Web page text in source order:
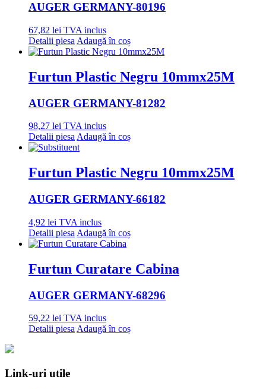
AUGER GERMANY-80196
67,82 lei TVA inclus
Detalii piesa Adaugă în coș
Furtun Plastic Negru 10mmx25M
AUGER GERMANY-81282
98,27 lei TVA inclus
Detalii piesa Adaugă în coș
Furtun Plastic Negru 10mmx25M
AUGER GERMANY-66182
4,92 lei TVA inclus
Detalii piesa Adaugă în coș
Furtun Curatare Cabina
AUGER GERMANY-68296
59,22 lei TVA inclus
Detalii piesaAdaugă în coș
Link-uri utile